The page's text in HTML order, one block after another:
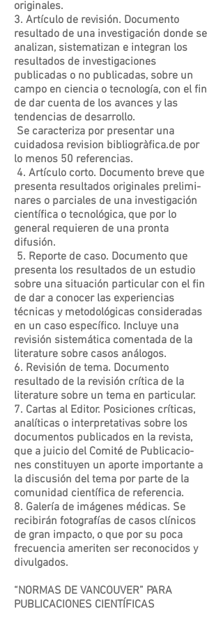
originales.
3. Artículo de revisión. Documento
resultado de una investigación donde se
analizan, sistematizan e integran los
resultados de investigaciones
publicadas o no publicadas, sobre un
campo en ciencia o tecnología, con el fin
de dar cuenta de los avances y las
tendencias de desarrollo.
Se caracteriza por presentar una
cuidadosa revision bibliogràfica.de por
lo menos 50 referencias.
4. Artículo corto. Documento breve que
presenta resultados originales prelimi-
nares o parciales de una investigación
científica o tecnológica, que por lo
general requieren de una pronta
difusión.
5. Reporte de caso. Documento que
presenta los resultados de un estudio
sobre una situación particular con el fin
de dar a conocer las experiencias
técnicas y metodológicas consideradas
en un caso específico. Incluye una
revisión sistemática comentada de la
literature sobre casos análogos.
6. Revisión de tema. Documento
resultado de la revisión crítica de la
literature sobre un tema en particular.
7. Cartas al Editor. Posiciones críticas,
analíticas o interpretativas sobre los
documentos publicados en la revista,
que a juicio del Comité de Publicacio-
nes constituyen un aporte importante a
la discusión del tema por parte de la
comunidad científica de referencia.
8. Galería de imágenes médicas. Se
recibirán fotografías de casos clínicos
de gran impacto, o que por su poca
frecuencia ameriten ser reconocidos y
divulgados.
“NORMAS DE VANCOUVER” PARA
PUBLICACIONES CIENTÍFICAS